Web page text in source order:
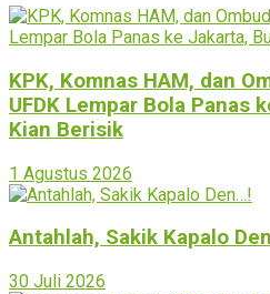
KPK, Komnas HAM, dan
UFDK Lempar Bola Panas
Kian Berisik
1 Agustus 2026
Antahlah, Sakik Kapalo
30 Juli 2026